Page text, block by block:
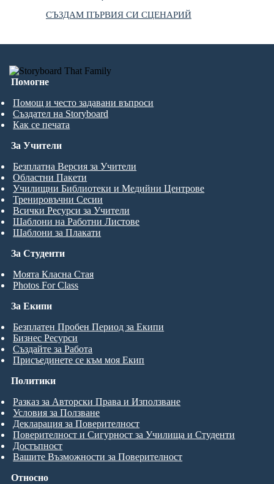
СЪЗДАМ ПЪРВИЯ СИ СЦЕНАРИЙ
Помогне
Помощ и често задавани въпроси
Създател на Storyboard
Как се печата
За Студенти
Моята Класна Стая
Photos For Class
За Учители
Безплатна Версия за Учители
Областни Пакети
Училищни Библиотеки и Медийни Центрове
Тренировъчни Сесии
Всички Ресурси за Учители
Шаблони на Работни Листове
Шаблони за Плакати
За Екипи
Безплатен Пробен Период за Екипи
Бизнес Ресурси
Създайте за Работа
Присъединете се към моя Екип
Относно
Политики
Разказ за Авторски Права и Използване
Условия за Ползване
Декларация за Поверителност
Поверителност и Сигурност за Училища и Студенти
Достъпност
Вашите Възможности за Поверителност